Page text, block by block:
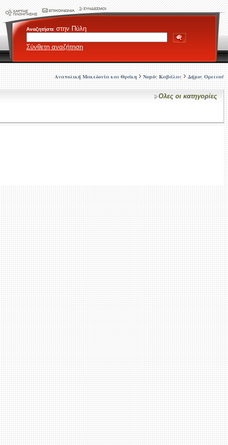
Αναζητήστε στην Πύλη
Σύνθετη αναζήτηση
Ανατολική Μακεδονία και Θράκη Νομός Καβάλας Δήμος Ορεινού
Ολες οι κατηγορίες